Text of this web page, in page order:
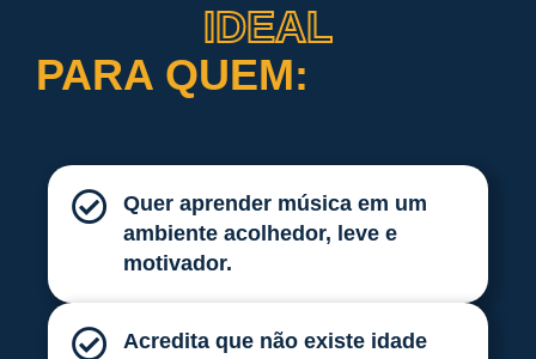
IDEAL
PARA QUEM:
Quer aprender música em um
ambiente acolhedor, leve e
motivador.
Acredita que não existe idade